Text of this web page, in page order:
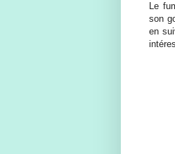
Le
son
en